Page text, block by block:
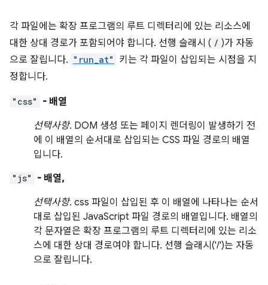
각 파일에는 확장 프로그램의 루트 디렉터리에 있는 리소스에
대한 상대 경로가 포함되어야 합니다. 선행 슬래시 ( / )가 자동
으로 잘립니다. "run_at"
키는 각 파일이 삽입되는 시점을 지
정합니다.
"css"
- 배열
선택사항. DOM 생성 또는 페이지 렌더링이 발생하기 전
에 이 배열의 순서대로 삽입되는 CSS 파일 경로의 배열
입니다.
"js"
- 배열,
선택사항. css 파일이 삽입된 후 이 배열에 나타나는 순서
대로 삽입된 JavaScript 파일 경로의 배열입니다. 배열의
각 문자열은 확장 프로그램의 루트 디렉터리에 있는 리소
스에 대한 상대 경로여야 합니다. 선행 슬래시('/')는 자동
으로 잘립니다.